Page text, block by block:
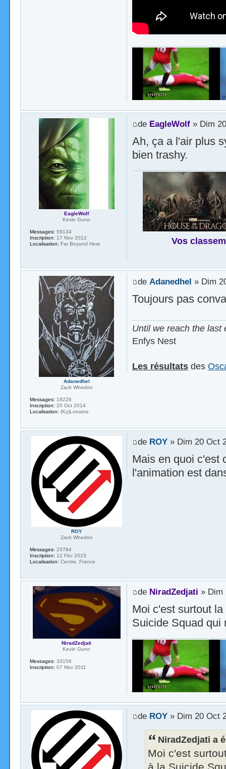
de EagleWolf» Dim
Ah, ça a l'air plus
bien trashy.
Vos
EagleWolf
Kevin Gunn
Messages: 59134
Inscription: 17 Nov 2012
Localisation: Far Beyond Here
de Adanedhel » Dim
Toujours pas
Until we reach the last
Enfys Nest
Les résultatsdes
Adanedhel
Zack Whedon
Messages: 18226
Inscription: 20 Oct 2014
Localisation: (Ky)Lorraine
de ROY» Dim 20 Oct
Mais en quoi c'est
l'animation est
ROY
Zack Whedon
Messages: 23784
Inscription: 12 Fév 2015
Localisation: Centre, France
de NiradZedjati » Dim
Moi c'est surtout
Suicide Squad qui
NiradZedjati
Kevin Gunn
Messages: 33156
Inscription: 07 Nov 2011
de ROY» Dim 20 Oct
NiradZedjati a
Moi c'est